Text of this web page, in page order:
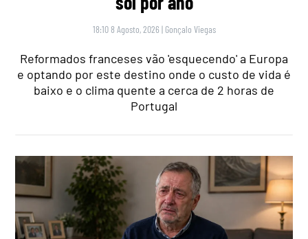
18:10 8 Agosto, 2026 | Gonçalo Viegas
Reformados franceses vão 'esquecendo' a Europa
e optando por este destino onde o custo de vida é
baixo e o clima quente a cerca de 2 horas de
Portugal